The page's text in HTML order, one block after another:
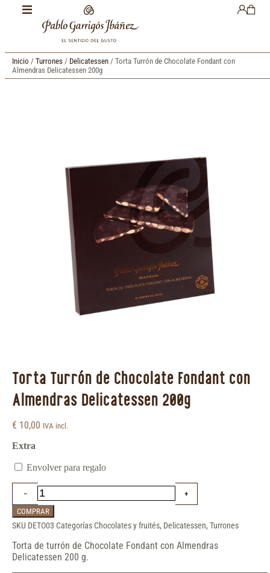
Inicio / Turrones / Delicatessen / Torta Turrón de Chocolate Fondant con
Almendras Delicatessen 200g
Torta Turrón de Chocolate Fondant con
Almendras Delicatessen 200g
€ 10,00 IVA incl.
Extra
Envolver para regalo
COMPRAR
SKU DETO03 Categorías Chocolates y fruités, Delicatessen, Turrones
Torta de turrón de Chocolate Fondant con Almendras
Delicatessen 200 g.